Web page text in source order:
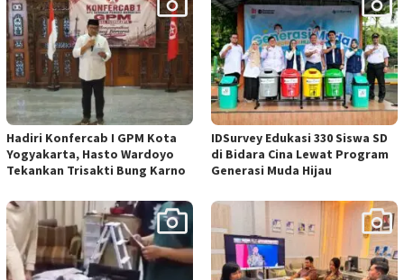
Hadiri Konfercab I GPM Kota
Yogyakarta, Hasto Wardoyo
Tekankan Trisakti Bung Karno
IDSurvey Edukasi 330 Siswa SD
di Bidara Cina Lewat Program
Generasi Muda Hijau